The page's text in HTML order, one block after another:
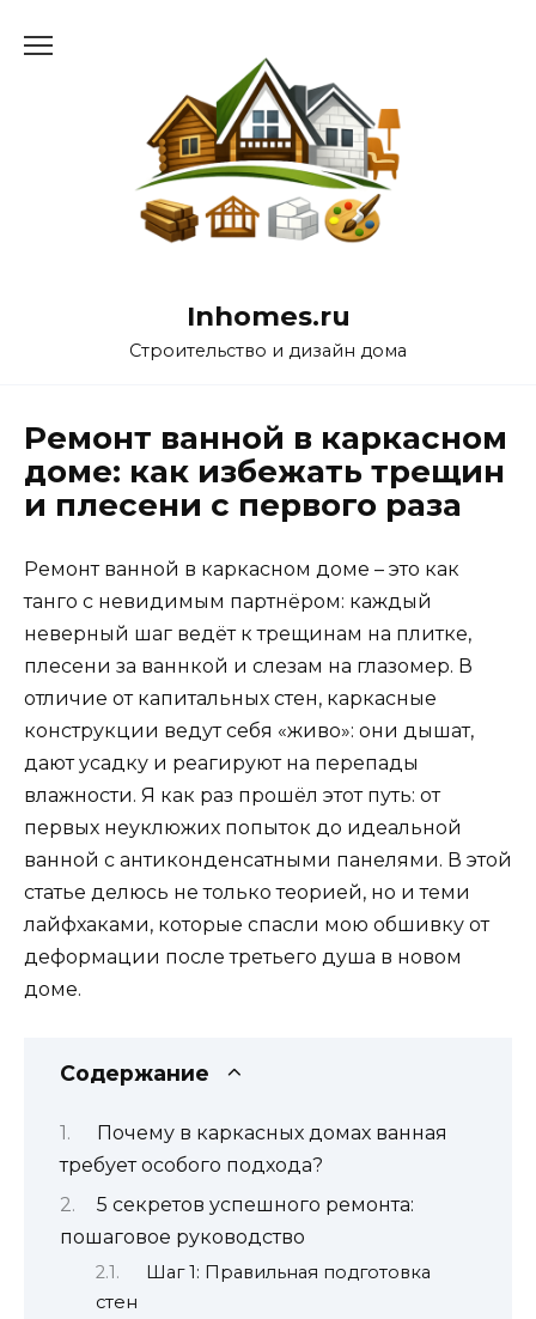
Inhomes.ru
Строительство и дизайн дома
Ремонт ванной в каркасном
доме: как избежать трещин
и плесени с первого раза
Ремонт ванной в каркасном доме – это как
танго с невидимым партнёром: каждый
неверный шаг ведёт к трещинам на плитке,
плесени за ваннкой и слезам на глазомер. В
отличие от капитальных стен, каркасные
конструкции ведут себя «живо»: они дышат,
дают усадку и реагируют на перепады
влажности. Я как раз прошёл этот путь: от
первых неуклюжих попыток до идеальной
ванной с антиконденсатными панелями. В этой
статье делюсь не только теорией, но и теми
лайфхаками, которые спасли мою обшивку от
деформации после третьего душа в новом
доме.
Содержание
Почему в каркасных домах ванная
требует особого подхода?
5 секретов успешного ремонта:
пошаговое руководство
Шаг 1: Правильная подготовка
стен